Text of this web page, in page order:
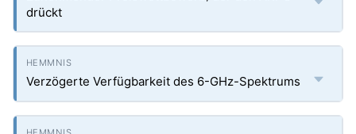
drückt
Verzögerte Verfügbarkeit des 6-GHz-Spektrums